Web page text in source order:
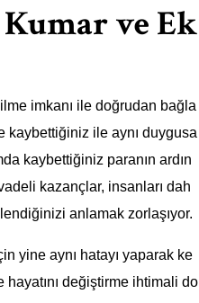
Kumar ve Ek
imkanı ile doğrudan bağla
kaybettiğiniz ile aynı duygusa
kaybettiğiniz paranın ardın
kazançlar, insanları dah
anlamak zorlaşıyor.
yine aynı hatayı yaparak ke
hayatını değiştirme ihtimali do